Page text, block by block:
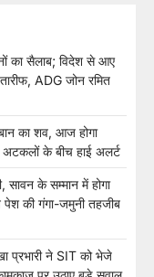
का सैलाब; विदेश से आए
तारीफ, ADG जोन रमित
का शव, आज होगा
के बीच हाई अलर्ट
सावन के सम्मान में होगा
पेश की गंगा-जमुनी तहजीब
प्रभारी ने SIT को भेजे